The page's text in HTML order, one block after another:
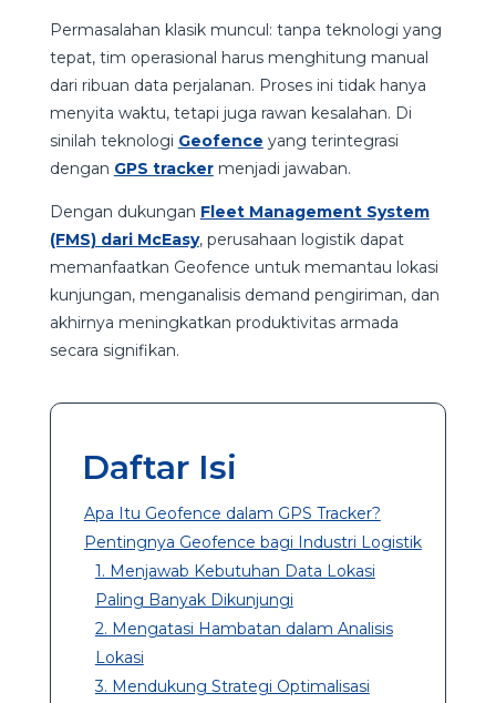
Permasalahan klasik muncul: tanpa teknologi yang
tepat, tim operasional harus menghitung manual
dari ribuan data perjalanan. Proses ini tidak hanya
menyita waktu, tetapi juga rawan kesalahan. Di
sinilah teknologi Geofence yang terintegrasi
dengan GPS trackermenjadi jawaban.
Dengan dukungan Fleet Management System
(FMS) dari McEasy, perusahaan logistik dapat
memanfaatkan Geofence untuk memantau lokasi
kunjungan, menganalisis demand pengiriman, dan
akhirnya meningkatkan produktivitas armada
secara signifikan.
Daftar Isi
Apa Itu Geofence dalam GPS Tracker?
Pentingnya Geofence bagi Industri Logistik
1. Menjawab Kebutuhan Data Lokasi
Paling Banyak Dikunjungi
2. Mengatasi Hambatan dalam Analisis
Lokasi
3. Mendukung Strategi Optimalisasi